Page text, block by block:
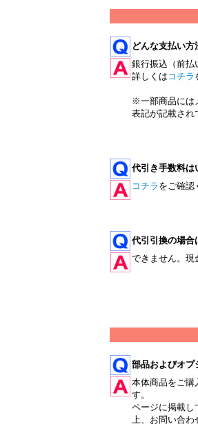
どんな支払い
銀行振込（前払
詳しくは コチラ
※一部商品には
表記が記載され
代引き手数料は
コチラ をご確認
代引引換の場合
できません。現
部品およびオプ
本体商品をご購
す。
ページに掲載し
上、お問い合わ